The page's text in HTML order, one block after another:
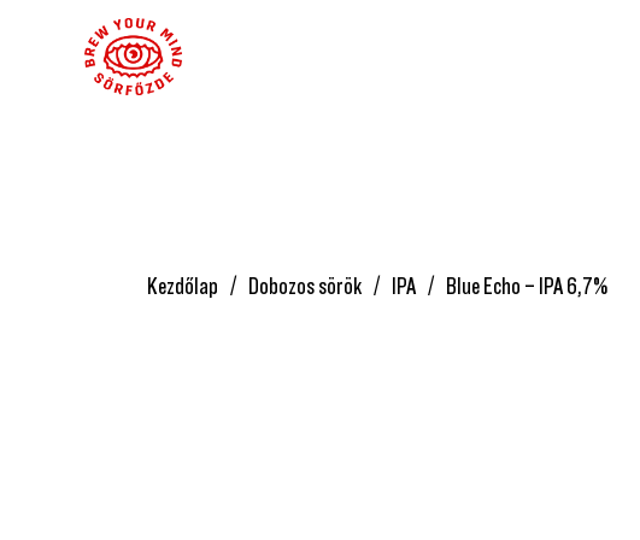
Kezdőlap Dobozos sörök IPA Blue Echo – IPA 6,7%